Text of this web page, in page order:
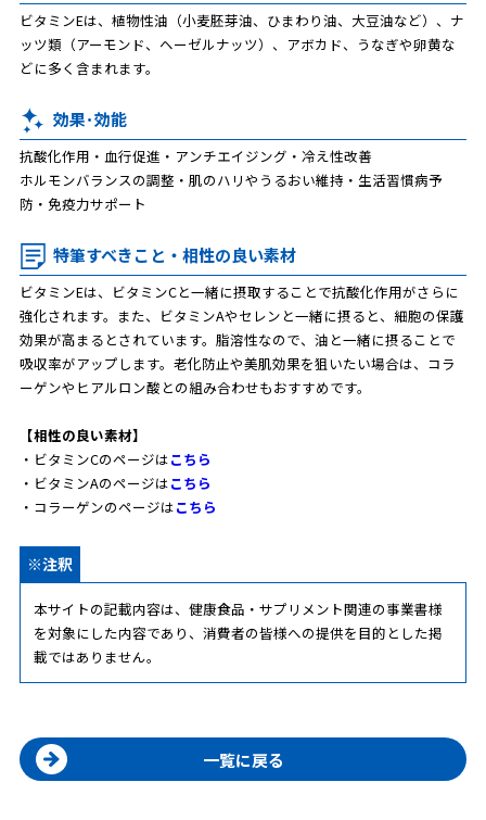
ビタミンEは、植物性油（小麦胚芽油、ひまわり油、大豆油など）、ナ
ッツ類（アーモンド、ヘーゼルナッツ）、アボカド、うなぎや卵黄な
どに多く含まれます。
効果･効能
抗酸化作用・血行促進・アンチエイジング・冷え性改善
ホルモンバランスの調整・肌のハリやうるおい維持・生活習慣病予
防・免疫力サポート
特筆すべきこと・相性の良い素材
ビタミンEは、ビタミンCと一緒に摂取することで抗酸化作用がさらに
強化されます。また、ビタミンAやセレンと一緒に摂ると、細胞の保護
効果が高まるとされています。脂溶性なので、油と一緒に摂ることで
吸収率がアップします。老化防止や美肌効果を狙いたい場合は、コラ
ーゲンやヒアルロン酸との組み合わせもおすすめです。
【相性の良い素材】
・ビタミンCのページはこちら
・ビタミンAのページはこちら
・コラーゲンのページはこちら
※注釈
本サイトの記載内容は、健康食品・サプリメント関連の事業書様
を対象にした内容であり、消費者の皆様への提供を目的とした掲
載ではありません。
一覧に戻る